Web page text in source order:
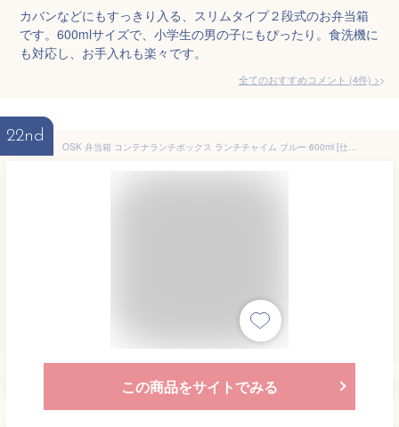
カバンなどにもすっきり入る、スリムタイプ２段式のお弁当箱
です。600mlサイズで、小学生の男の子にもぴったり。食洗機に
も対応し、お手入れも楽々です。
全てのおすすめコメント (4件) >
22nd
OSK 弁当箱 コンテナランチボックス ランチチャイム ブルー 600ml [仕切付/スタッキング可能/銀イオン] 日本製 食洗機対応 CNT-600
この商品をサイトでみる